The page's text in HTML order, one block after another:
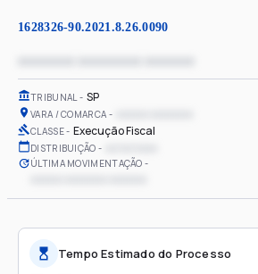
1628326-90.2021.8.26.0090
TRIBUNAL SP
VARA / COMARCA
CLASSE Execução Fiscal
DISTRIBUIÇÃO
ÚLTIMA MOVIMENTAÇÃO
Tempo Estimado do Processo